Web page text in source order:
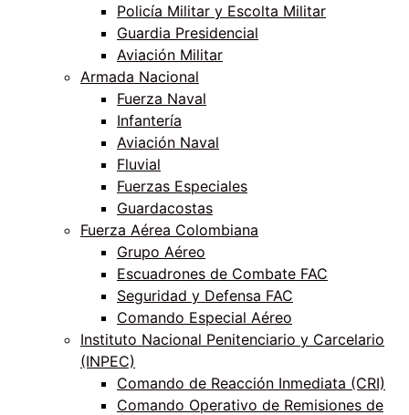
Policía Militar y Escolta Militar
Guardia Presidencial
Aviación Militar
Armada Nacional
Fuerza Naval
Infantería
Aviación Naval
Fluvial
Fuerzas Especiales
Guardacostas
Fuerza Aérea Colombiana
Grupo Aéreo
Escuadrones de Combate FAC
Seguridad y Defensa FAC
Comando Especial Aéreo
Instituto Nacional Penitenciario y Carcelario
(INPEC)
Comando de Reacción Inmediata (CRI)
Comando Operativo de Remisiones de